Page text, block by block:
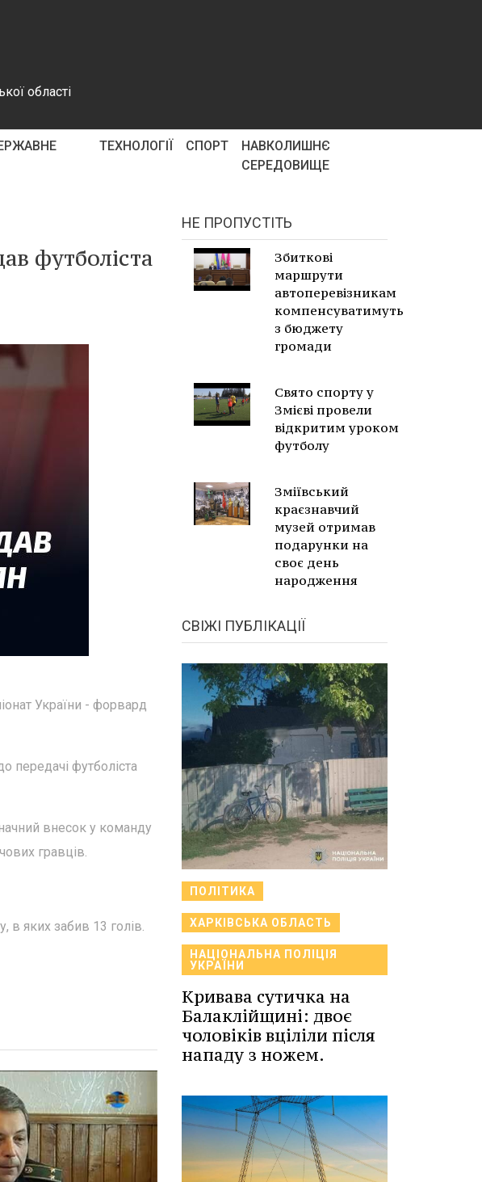
області
ТЕХНОЛОГІЇ СПОРТ
НАВКОЛИШНЄ
СЕРЕДОВИЩЕ
футболіста
України - форвард
передачі футболіста
внесок у команду
гравців.
в яких забив 13 голів.
НЕ ПРОПУСТІТЬ
Збиткові
маршрути
автоперевізникам
компенсуватимуть
з бюджету
громади
Свято спорту у
Змієві провели
відкритим уроком
футболу
Зміївський
краєзнавчий
музей отримав
подарунки на
своє день
народження
СВІЖІ ПУБЛІКАЦІЇ
ПОЛІТИКА
ХАРКІВСЬКА ОБЛАСТЬ
НАЦІОНАЛЬНА ПОЛІЦІЯ
УКРАЇНИ
Кривава сутичка на
Балаклійщині: двоє
чоловіків вціліли після
нападу з ножем.